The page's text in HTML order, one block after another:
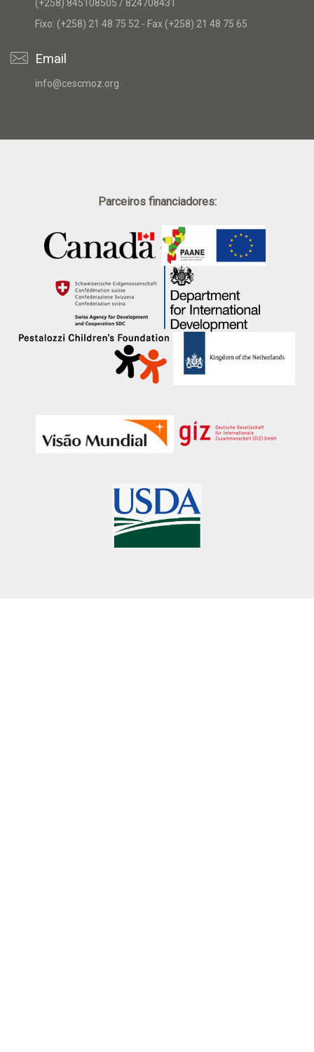
(+258) 845108505 / 824708431
Fixo: (+258) 21 48 75 52 - Fax (+258) 21 48 75 65
Email
info@cescmoz.org
Parceiros financiadores: